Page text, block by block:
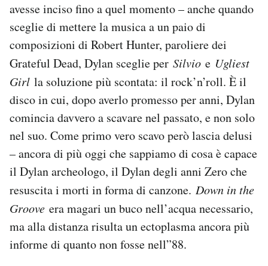
avesse inciso fino a quel momento – anche quando
sceglie di mettere la musica a un paio di
composizioni di Robert Hunter, paroliere dei
Grateful Dead, Dylan sceglie per Silvio e Ugliest
Girl la soluzione più scontata: il rock’n’roll. È il
disco in cui, dopo averlo promesso per anni, Dylan
comincia davvero a scavare nel passato, e non solo
nel suo. Come primo vero scavo però lascia delusi
– ancora di più oggi che sappiamo di cosa è capace
il Dylan archeologo, il Dylan degli anni Zero che
resuscita i morti in forma di canzone. Down in the
Groove era magari un buco nell’acqua necessario,
ma alla distanza risulta un ectoplasma ancora più
informe di quanto non fosse nell”88.